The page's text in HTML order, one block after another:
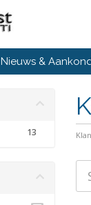
Nieuws &
13